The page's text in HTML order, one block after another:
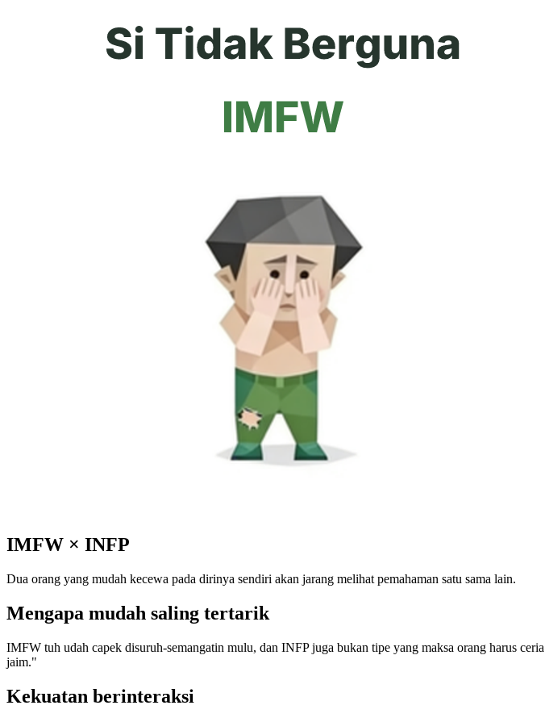
IMFW × INFP
Dua orang yang mudah kecewa pada dirinya sendiri akan jarang melihat pemahaman satu sama lain.
Mengapa mudah saling tertarik
IMFW tuh udah capek disuruh-semangatin mulu, dan INFP juga bukan tipe yang maksa orang harus
jaim."
Kekuatan berinteraksi